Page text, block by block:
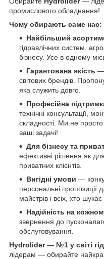
промислового обладнання!
Чому обирають саме нас:
Найбільший
гідравлічних систем,
бізнесу. Усе в одному
Гарантована якість —
світових брендів.
яка служить довго.
Професійна
технічні консультації,
складності. Ми не
ваші задачі!
Для бізнесу та
ефективні рішення як
приватних клієнтів.
Вигідні умови —
персональні пропозиції
майстрів і всіх, хто шукає
Надійність на
звернення до
обслуговування.
Hydrolider — №1 у світі
лідерам — обирайте